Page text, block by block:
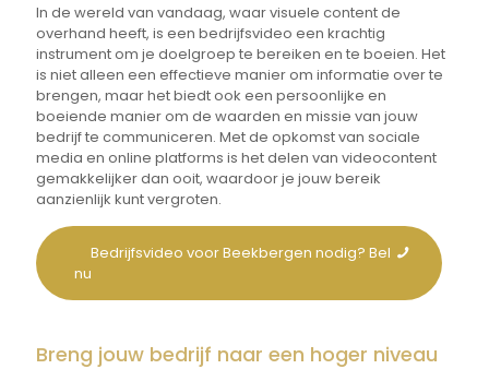
In de wereld van vandaag, waar visuele content de
overhand heeft, is een bedrijfsvideo een krachtig
instrument om je doelgroep te bereiken en te boeien. Het
is niet alleen een effectieve manier om informatie over te
brengen, maar het biedt ook een persoonlijke en
boeiende manier om de waarden en missie van jouw
bedrijf te communiceren. Met de opkomst van sociale
media en online platforms is het delen van videocontent
gemakkelijker dan ooit, waardoor je jouw bereik
aanzienlijk kunt vergroten.
Bedrijfsvideo voor Beekbergen nodig? Bel
nu
Breng jouw bedrijf naar een hoger niveau